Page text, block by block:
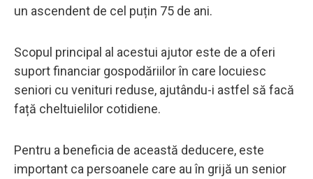
un ascendent de cel puțin 75 de ani.
Scopul principal al acestui ajutor este de a oferi
suport financiar gospodăriilor în care locuiesc
seniori cu venituri reduse, ajutându-i astfel să facă
față cheltuielilor cotidiene.
Pentru a beneficia de această deducere, este
important ca persoanele care au în grijă un senior